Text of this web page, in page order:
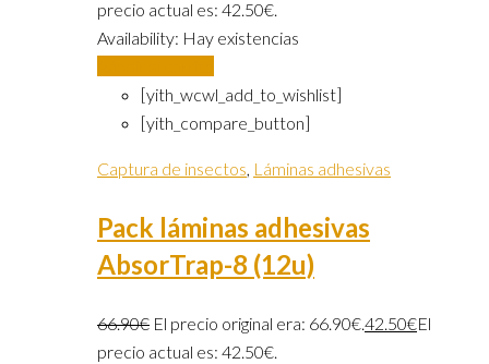
precio actual es: 42.50€.
Availability: Hay existencias
[yith_wcwl_add_to_wishlist]
[yith_compare_button]
Captura de insectos, Láminas adhesivas
Pack láminas adhesivas
AbsorTrap-8 (12u)
66.90€ El precio original era: 66.90€.42.50€El
precio actual es: 42.50€.